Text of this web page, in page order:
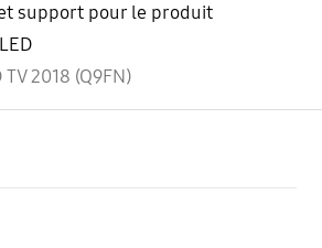
support pour le produit
2018 (Q9FN)